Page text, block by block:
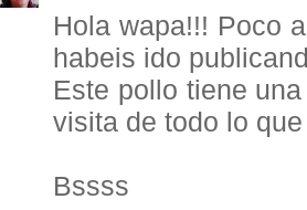
Hola wapa!!! Poco
habeis ido
Este pollo tiene
visita de todo lo
Bssss